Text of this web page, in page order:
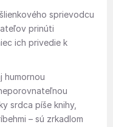
sprievodcu
prinúti
ich privedie k
humornou
srdca píše knihy,
– sú zrkadlom